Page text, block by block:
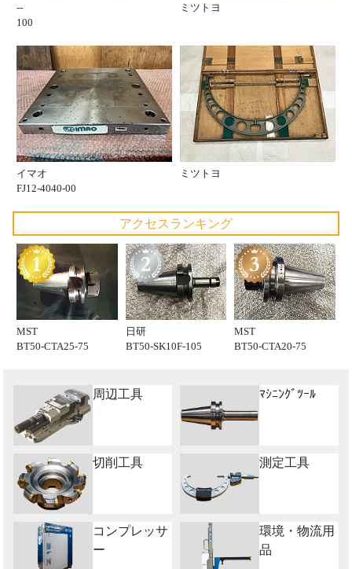
--
100
ミツトヨ
イマオ
FJ12-4040-00
ミツトヨ
アクセスランキング
MST
BT50-CTA25-75
日研
BT50-SK10F-105
MST
BT50-CTA20-75
周辺工具 ﾏｼﾆﾝｸﾞﾂｰﾙ
切削工具 測定工具
コンプレッサ
ー
環境・物流用
品